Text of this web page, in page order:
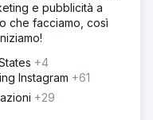
e pubblicità a
che facciamo, così
+4
Instagram +61
+29